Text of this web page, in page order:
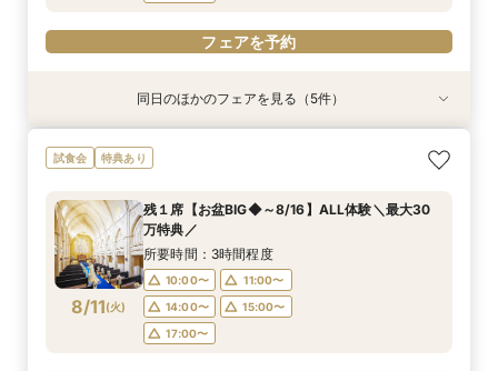
フェアを予約
特典あり
8/10( 月)
【県央エリアで結婚式なら】燕三条駅から車で3
分好立地◆地元婚
10:00〜
13:00〜
14:00〜
17:00〜
フェアを予約
特典あり
8/10( 月)
【少人数婚◆家族婚】2名からOK！10名60万円
～ご相談
10:00〜
14:00〜
15:00〜
フェアを予約
特典あり
8/10( 月)
【平日限定】貸切邸宅を体験×ガーデン演出×最
大30万円特典
10:00〜
13:00〜
17:00〜
フェアを予約
衣装試着 特典あり
8/10( 月)
【ドレス重視必見】パーソナルカラー診断×試着
≪スイーツ試食≫
10:00〜
13:00〜
14:00〜
フェアを予約
8/10( 月)
【写真も、家族との時間も♪】フォトウェディン
グ＆食事会フェア
10:00〜
14:00〜
15:00〜
17:00〜
フェアを予約
同日のほかのフェアを見る（5件）
試食会 特典あり
8/11(火)
残１席【お盆BIG◆～8/16】ALL体験＼最大30
万特典／
所要時間：3時間程度
10:00〜
11:00〜
14:00〜
15:00〜
17:00〜